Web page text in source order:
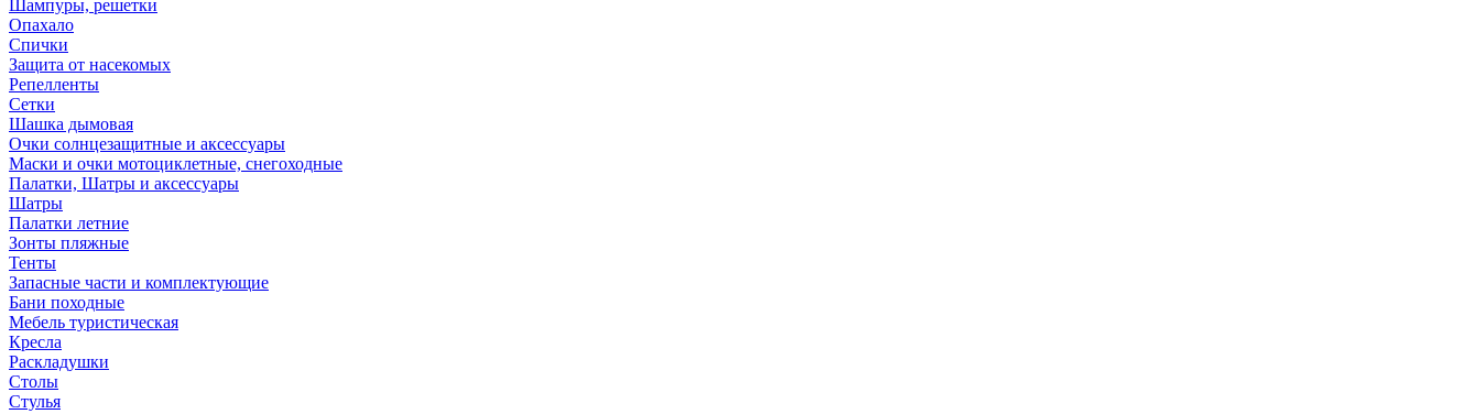
Шампуры, решетки
Опахало
Спички
Защита от насекомых
Репелленты
Сетки
Шашка дымовая
Очки солнцезащитные и аксессуары
Маски и очки мотоциклетные, снегоходные
Палатки, Шатры и аксессуары
Шатры
Палатки летние
Зонты пляжные
Тенты
Запасные части и комплектующие
Бани походные
Мебель туристическая
Кресла
Раскладушки
Столы
Стулья